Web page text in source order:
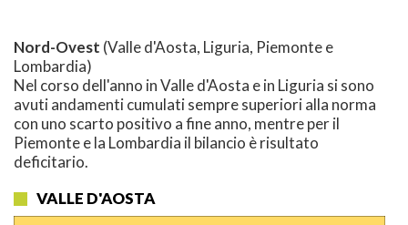
Nord-Ovest (Valle d'Aosta, Liguria, Piemonte e
Lombardia)
Nel corso dell'anno in Valle d'Aosta e in Liguria si sono
avuti andamenti cumulati sempre superiori alla norma
con uno scarto positivo a fine anno, mentre per il
Piemonte e la Lombardia il bilancio è risultato
deficitario.
VALLE D'AOSTA